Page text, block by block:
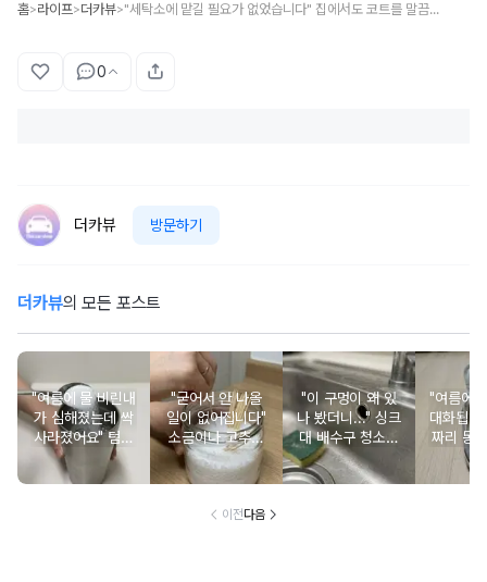
홈>라이프>더카뷰> "세탁소에 맡길 필요가 없었습니다" 집에서도 코트를 말끔하게 빨래하는 간단한 방법
0
더카뷰 방문하기
더카뷰의 모든 포스트
"여름에 물 비린내
가 심해졌는데 싹
사라졌어요" 텀블
러 설거지 할 때
한 숟가락 넣고 흔
"굳어서 안 나올
일이 없어집니다"
소금이나 고추가
루 담아둔 조미료
통에 이쑤시개를
"이 구멍이 왜 있
나 봤더니..." 싱크
대 배수구 청소해
도 냄새난다면 물
넘침 방지 구멍을
"여름에
대화됩
짜리 동
서 운동
넣어
이전다음